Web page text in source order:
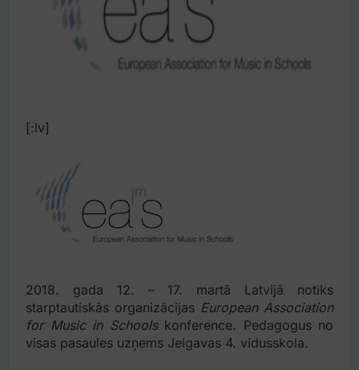
[:lv]
2018. gada 12. – 17. martā Latvijā notiks
starptautiskās organizācijas European Association
for Music in Schools konference. Pedagogus no
visas pasaules uzņems Jelgavas 4. vidusskola.